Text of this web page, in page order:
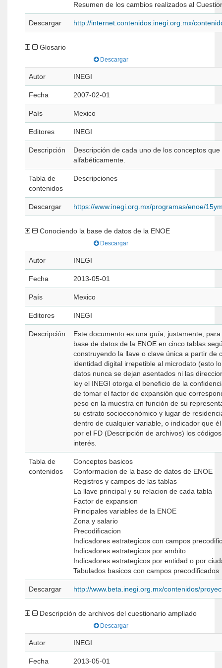
Resumen de los cambios realizados al
Descargar http://internet.contenidos.inegi.org.mx/
Glosario
Descargar
Autor INEGI
Fecha 2007-02-01
País Mexico
Editores INEGI
Descripción
Descripción de cada uno de los conceptos
alfabéticamente.
Tabla de
contenidos
Descripciones
Descargar https://www.inegi.org.mx/programas/enoe/
Conociendo la base de datos de la ENOE
Descargar
Autor INEGI
Fecha 2013-05-01
País Mexico
Editores INEGI
Descripción
Este documento es una guía, justamente,
base de datos de la ENOE en cinco tablas
construyendo la llave o clave única a partir de
identidad digital irrepetible al microdato (esto
datos nunca se dejan asentados ni las
ley el INEGI otorga el beneficio de la
de tomar el factor de expansión que
peso en la muestra en función de su
su estrato socioeconómico y lugar de
dentro de cualquier variable, o indicador que
por el FD (Descripción de archivos) los
interés.
Tabla de
contenidos
Conceptos basicos
Conformacion de la base de datos de ENOE
Registros y campos de las tablas
La llave principal y su relacion de cada tabla
Factor de expansion
Principales variables de la ENOE
Zona y salario
Precodificacion
Indicadores estrategicos con campos
Indicadores estrategicos por ambito
Indicadores estrategicos por entidad o por
Tabulados basicos con campos precodificados
Descargar http://www.beta.inegi.org.mx/contenidos/
Descripción de archivos del cuestionario ampliado
Descargar
Autor INEGI
Fecha 2013-05-01